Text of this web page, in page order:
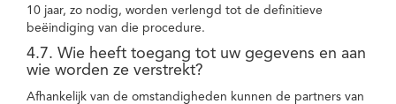
10 jaar, zo nodig, worden verlengd tot de definitieve
beëindiging van die procedure.
4.7. Wie heeft toegang tot uw gegevens en aan
wie worden ze verstrekt?
Afhankelijk van de omstandigheden kunnen de partners van